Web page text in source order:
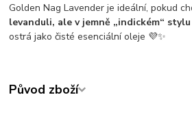
Golden Nag Lavender je ideální, pokud
levanduli, ale v jemně „indickém“ stylu
ostrá jako čisté esenciální oleje 💜✨
Původ zboží